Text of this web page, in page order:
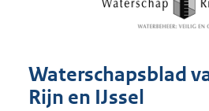
Waterschapsblad
Rijn en IJssel